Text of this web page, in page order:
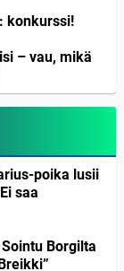
konkurssi!
– vau, mikä
poika lusii
saa
Borgilta